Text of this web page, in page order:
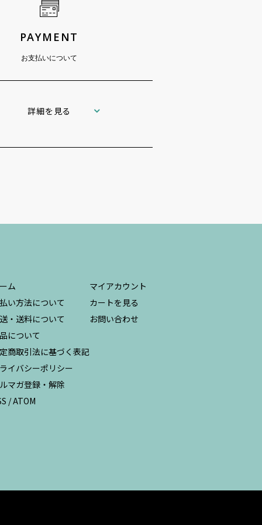
PAYMENT
お支払いについて
詳細を見る
ム
い方法について
・送料について
について
商取引法に基づく表記
イバシーポリシー
マガ登録・解除
/ATOM
マイアカウント
カートを見る
お問い合わせ